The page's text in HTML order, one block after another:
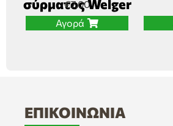
σύρματος Welger
€7,00
Αγορά
ΕΠΙΚΟΙΝΩΝΊΑ